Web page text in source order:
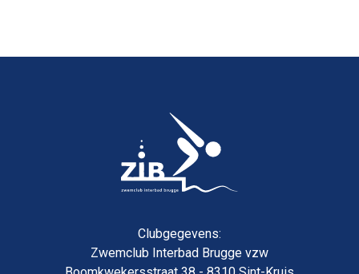
Clubgegevens:
Zwemclub Interbad Brugge vzw